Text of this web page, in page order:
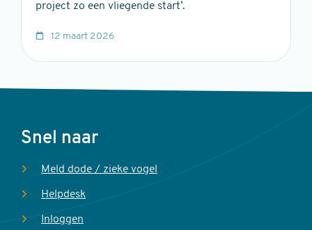
project zo een vliegende start’.
12 maart 2026
Voet
Snel naar
Meld dode / zieke vogel
Helpdesk
Inloggen